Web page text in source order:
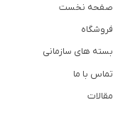
صفحه نخست
فروشگاه
بسته های سازمانی
تماس با ما
مقالات